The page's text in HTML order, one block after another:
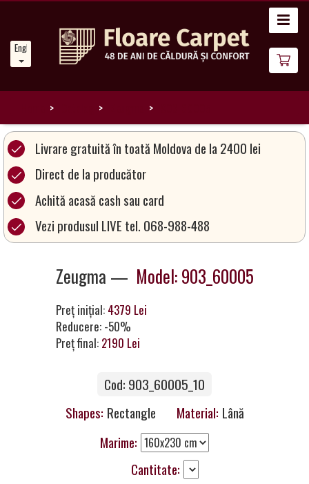
English
News
Our
Carpets
Carpet
Magic
&
Become
Partner
Livrare gratuită în toată Moldova de la 2400 lei
Direct de la producător
Achită acasă cash sau card
Vezi produsul LIVE tel. 068-988-488
Zeugma — Model: 903_60005
Preț inițial: 4379 Lei
Reducere: -50%
Preț final: 2190 Lei
Cod: 903_60005_10
Shapes: Rectangle Material: Lână
Marime:
Cantitate: